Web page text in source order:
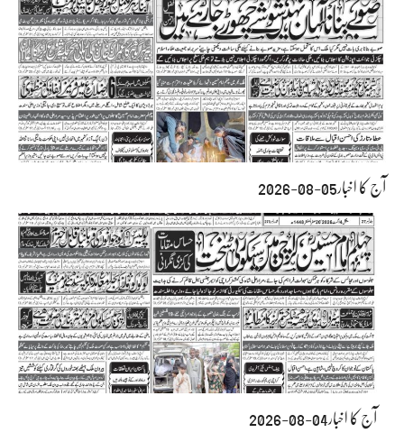
آج کا اخبار05-08-2026
آج کا اخبار04-08-2026